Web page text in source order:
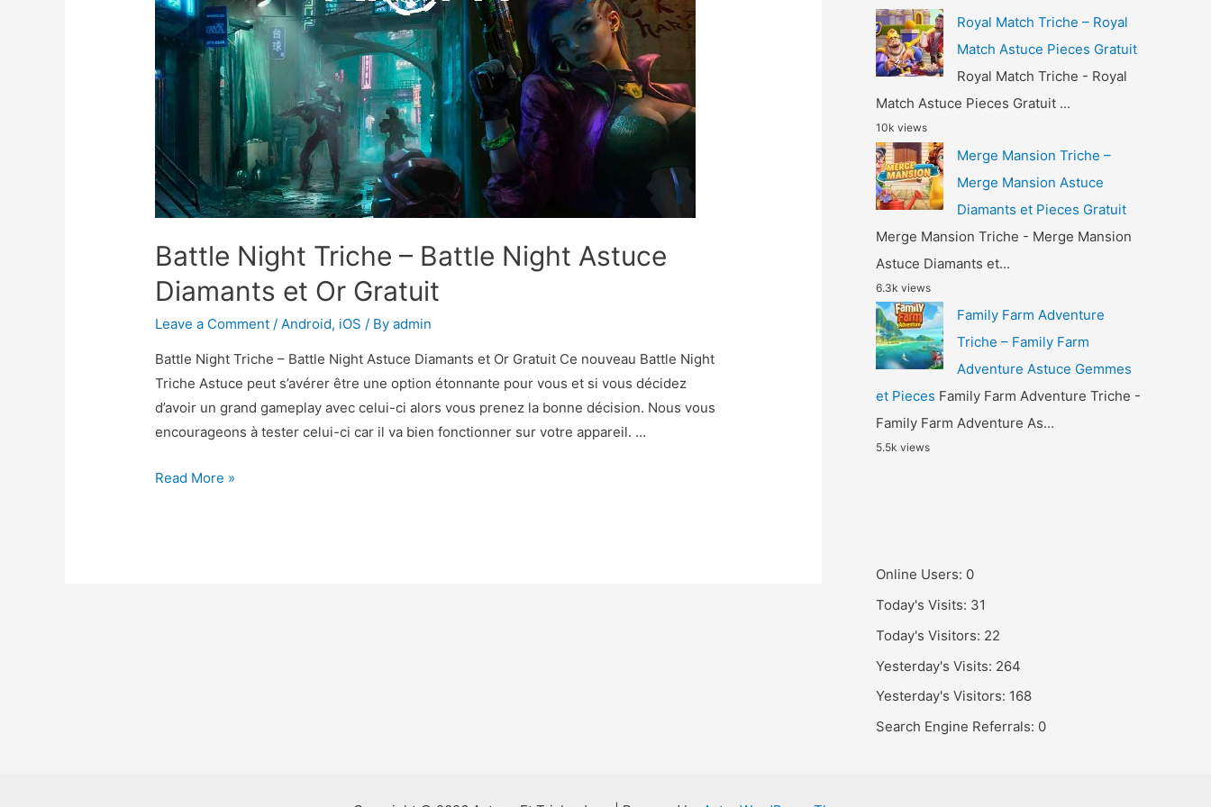
Battle Night Triche – Battle Night Astuce
Diamants et Or Gratuit
Leave a Comment / Android, iOS / Byadmin
Battle Night Triche – Battle Night Astuce Diamants et Or Gratuit Ce nouveau Battle Night
Triche Astuce peut s’avérer être une option étonnante pour vous et si vous décidez
d’avoir un grand gameplay avec celui-ci alors vous prenez la bonne décision. Nous vous
encourageons à tester celui-ci car il va bien fonctionner sur votre appareil. …
Battle
Read More »
Royal Match Triche – Royal
Match Astuce Pieces Gratuit
Royal Match Triche - Royal
Match Astuce Pieces Gratuit ...
10k views
Merge Mansion Triche –
Merge Mansion Astuce
Diamants et Pieces Gratuit
Merge Mansion Triche - Merge Mansion
Astuce Diamants et...
6.3k views
Family Farm Adventure
Triche – Family Farm
Adventure Astuce Gemmes
et Pieces Family Farm Adventure Triche -
Family Farm Adventure As...
5.5k views
Online Users: 0
Today's Visits: 31
Today's Visitors: 22
Yesterday's Visits: 264
Yesterday's Visitors: 168
Search Engine Referrals: 0